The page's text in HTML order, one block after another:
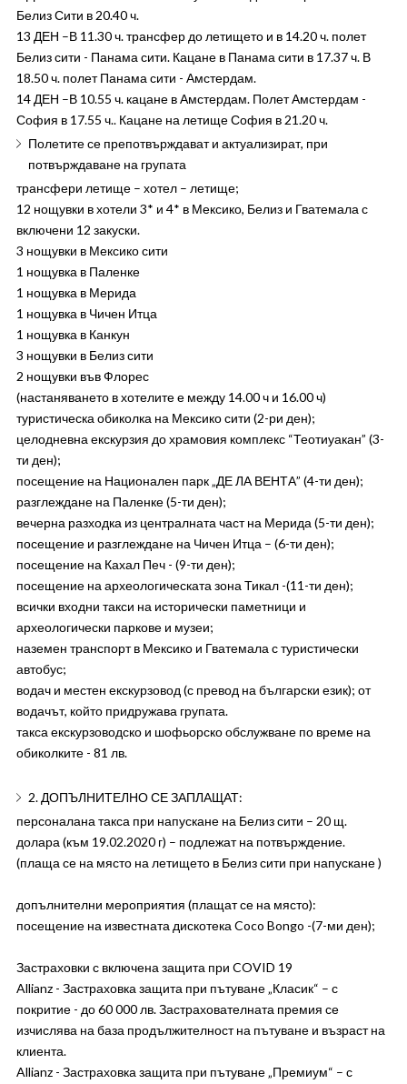
Белиз Сити в 20.40 ч.
13 ДЕН –В 11.30 ч. трансфер до летището и в 14.20 ч. полет
Белиз сити - Панама сити. Кацане в Панама сити в 17.37 ч. В
18.50 ч. полет Панама сити - Амстердам.
14 ДЕН –В 10.55 ч. кацане в Амстердам. Полет Амстердам -
София в 17.55 ч.. Кацане на летище София в 21.20 ч.
Полетите се препотвърждават и актуализират, при
потвърждаване на групата
трансфери летище – хотел – летище;
12 нощувки в хотели 3* и 4* в Мексико, Белиз и Гватемала с
включени 12 закуски.
3 нощувки в Мексико сити
1 нощувка в Паленке
1 нощувка в Мерида
1 нощувка в Чичен Итца
1 нощувка в Канкун
3 нощувки в Белиз сити
2 нощувки във Флорес
(настаняването в хотелите е между 14.00 ч и 16.00 ч)
туристическа обиколка на Мексико сити (2-ри ден);
целодневна екскурзия до храмовия комплекс “Теотиуакан” (3-
ти ден);
посещение на Национален парк „ДЕ ЛА ВЕНТА” (4-ти ден);
разглеждане на Паленке (5-ти ден);
вечерна разходка из централната част на Мерида (5-ти ден);
посещение и разглеждане на Чичен Итца – (6-ти ден);
посещение на Кахал Печ - (9-ти ден);
посещение на археологическата зона Тикал -(11-ти ден);
всички входни такси на исторически паметници и
археологически паркове и музеи;
наземен транспорт в Мексико и Гватемала с туристически
автобус;
водач и местен екскурзовод (с превод на български език); от
водачът, който придружава групата.
такса екскурзоводско и шофьорско обслужване по време на
обиколките - 81 лв.
2. ДОПЪЛНИТЕЛНО СЕ ЗАПЛАЩАТ:
персоналана такса при напускане на Белиз сити – 20 щ.
долара (към 19.02.2020 г) – подлежат на потвърждение.
(плаща се на място на летището в Белиз сити при напускане )
допълнителни мероприятия (плащат се на място):
посещение на известната дискотека Coco Bongo -(7-ми ден);
Застраховки с включена защита при COVID 19
Allianz - Застраховка защита при пътуване „Класик“ – с
покритие - до 60 000 лв. Застрахователната премия се
изчислява на база продължителност на пътуване и възраст на
клиента.
Allianz - Застраховка защита при пътуване „Премиум“ – с